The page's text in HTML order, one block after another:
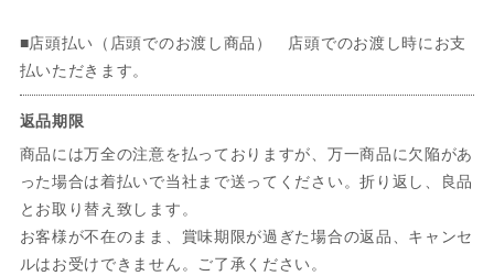
■店頭払い（店頭でのお渡し商品） 店頭でのお渡し時にお支
払いただきます。
返品期限
商品には万全の注意を払っておりますが、万一商品に欠陥があ
った場合は着払いで当社まで送ってください。折り返し、良品
とお取り替え致します。
お客様が不在のまま、賞味期限が過ぎた場合の返品、キャンセ
ルはお受けできません。ご了承ください。